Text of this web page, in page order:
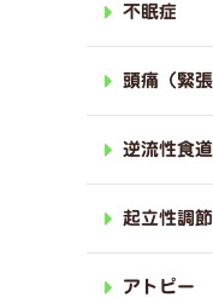
不眠症
頭痛（緊
逆流性食
起立性調
アトピー